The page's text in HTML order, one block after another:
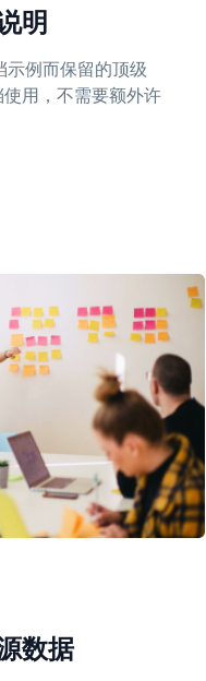
明
例而保留的顶级
用，不需要额外许
数据